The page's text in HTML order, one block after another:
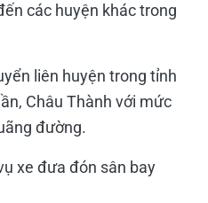
các huyện khác trong
liên huyện trong tỉnh
Châu Thành với mức
đường.
xe đưa đón sân bay